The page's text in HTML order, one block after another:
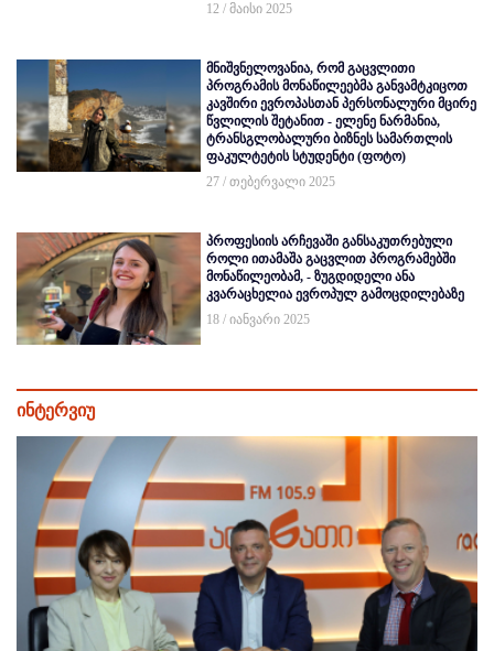
12 / მაისი 2025
მნიშვნელოვანია, რომ გაცვლითი
პროგრამის მონაწილეებმა განვამტკიცოთ
კავშირი ევროპასთან პერსონალური მცირე
წვლილის შეტანით - ელენე ნარმანია,
ტრანსგლობალური ბიზნეს სამართლის
ფაკულტეტის სტუდენტი (ფოტო)
27 / თებერვალი 2025
პროფესიის არჩევაში განსაკუთრებული
როლი ითამაშა გაცვლით პროგრამებში
მონაწილეობამ, - ზუგდიდელი ანა
კვარაცხელია ევროპულ გამოცდილებაზე
18 / იანვარი 2025
ინტერვიუ